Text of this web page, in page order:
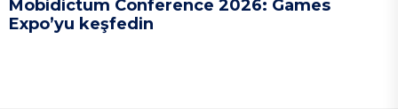
Mobidictum Conference 2026: Games
Expo’yu keşfedin